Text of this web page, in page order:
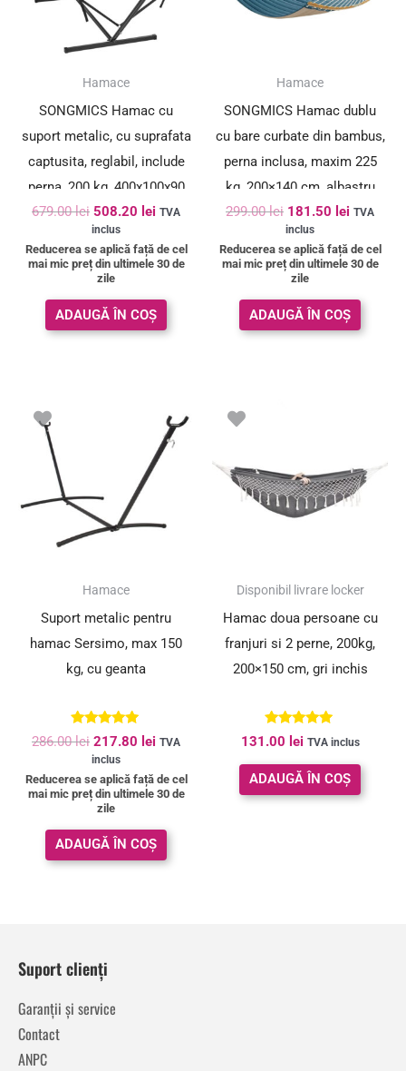
SUPER PREȚ!Hamace
SONGMICS Hamac cu
suport metalic, cu suprafata
captusita, reglabil, include
perna, 200 kg, 400x100x90
cm, gri
679.00lei 508.20 lei TVA
inclus
Reducerea se aplică față de cel
mai mic preț din ultimele 30 de
zile
ADAUGĂ ÎN COȘ
SUPER PREȚ!Hamace
SONGMICS Hamac dublu
cu bare curbate din bambus,
perna inclusa, maxim 225
kg, 200×140 cm, albastru
299.00lei 181.50 lei TVA
inclus
Reducerea se aplică față de cel
mai mic preț din ultimele 30 de
zile
ADAUGĂ ÎN COȘ
SUPER PREȚ!Hamace
Suport metalic pentru
hamac Sersimo, max 150
kg, cu geanta
Evaluat la
5.00
din 5
286.00lei
286.00 lei.
217.80 lei
curent
este:
217.80 lei.
TVA
inclus
Reducerea se aplică față de cel
mai mic preț din ultimele 30 de
zile
ADAUGĂ ÎN COȘ
Disponibil livrare locker
Hamac doua persoane cu
franjuri si 2 perne, 200kg,
200×150 cm, gri inchis
Evaluat la
5.00
din 5
131.00 lei TVA inclus
ADAUGĂ ÎN COȘ
Suport clienți
Garanții și service
Contact
ANPC